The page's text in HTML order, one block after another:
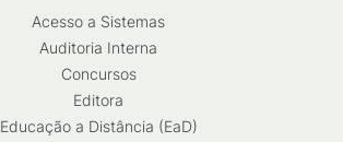
Acesso a Sistemas
Auditoria Interna
Concursos
Editora
Educação a Distância (EaD)